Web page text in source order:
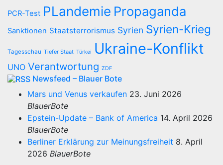
PCR-Test PLandemie Propaganda
Sanktionen Staatsterrorismus Syrien Syrien-Krieg
Tagesschau Tiefer Staat Türkei Ukraine-Konflikt
UNO Verantwortung ZDF
Newsfeed – Blauer Bote
Mars und Venus verkaufen 23. Juni 2026
BlauerBote
Epstein-Update – Bank of America 14. April 2026
BlauerBote
Berliner Erklärung zur Meinungsfreiheit 8. April
2026 BlauerBote